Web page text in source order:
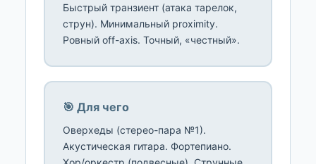
Быстрый транзиент (атака тарелок,
струн). Минимальный proximity.
Ровный off-axis. Точный, «честный».
🎯 Для чего
Оверхеды (стерео-пара №1).
Акустическая гитара. Фортепиано.